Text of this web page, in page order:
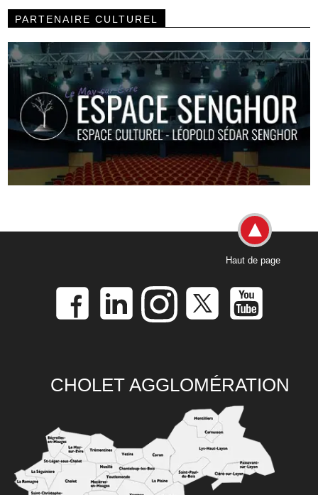
PARTENAIRE CULTUREL
Haut de page
CHOLET AGGLOMÉRATION